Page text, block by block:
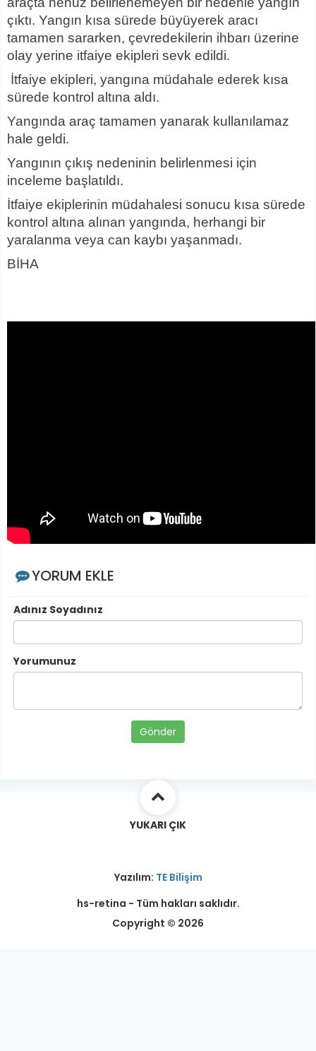
çıktı. Yangın kısa sürede büyüyerek aracı
tamamen sararken, çevredekilerin ihbarı üzerine
olay yerine itfaiye ekipleri sevk edildi.
İtfaiye ekipleri, yangına müdahale ederek kısa
sürede kontrol altına aldı.
Yangında araç tamamen yanarak kullanılamaz
hale geldi.
Yangının çıkış nedeninin belirlenmesi için
inceleme başlatıldı.
İtfaiye ekiplerinin müdahalesi sonucu kısa sürede
kontrol altına alınan yangında, herhangi bir
yaralanma veya can kaybı yaşanmadı.
BİHA
YORUM EKLE
Adınız Soyadınız
Yorumunuz
Gönder
YUKARI ÇIK
Yazılım: TE Bilişim
hs-retina - Tüm hakları saklıdır.
Copyright © 2026